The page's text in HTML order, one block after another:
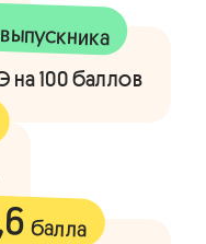
выпускника
на 100 баллов
балла